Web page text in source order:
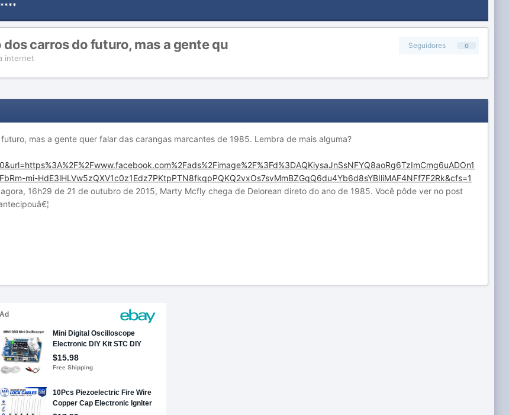
Seguidores 0
carros do futuro, mas a gente qu
internet
mas a gente quer falar das carangas marcantes de 1985. Lembra de mais alguma?
16h29 de 21 de outubro de 2015, Marty Mcfly chega de Delorean direto do ano de 1985. Você pôde ver no post